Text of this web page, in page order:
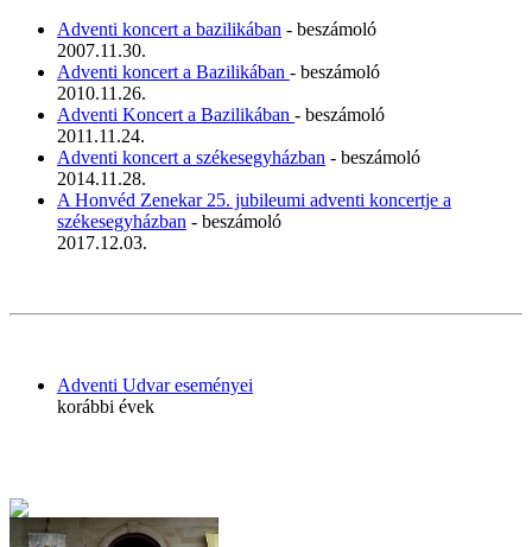
Adventi koncert a bazilikában - beszámoló
2007.11.30.
Adventi koncert a Bazilikában - beszámoló
2010.11.26.
Adventi Koncert a Bazilikában - beszámoló
2011.11.24.
Adventi koncert a székesegyházban - beszámoló
2014.11.28.
A Honvéd Zenekar 25. jubileumi adventi koncertje a
székesegyházban - beszámoló
2017.12.03.
Adventi Udvar eseményei
korábbi évek